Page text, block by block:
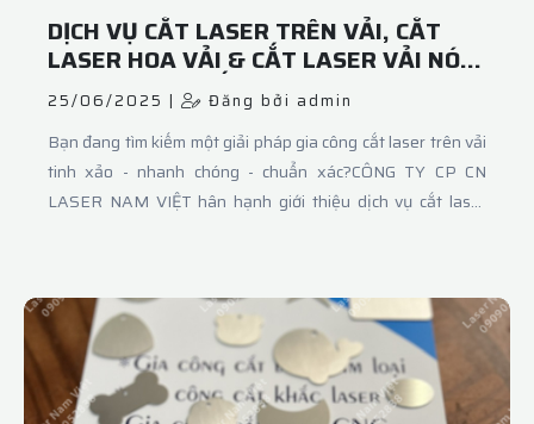
DỊCH VỤ CẮT LASER TRÊN VẢI, CẮT
LASER HOA VẢI & CẮT LASER VẢI NÓN
– CHÍNH XÁC, SẮC NÉT, CHUYÊN
NGHIỆP TẠI LASER NAM VIỆT
25/06/2025 | Đăng bởi admin
Bạn đang tìm kiếm một giải pháp gia công cắt laser trên vải
tinh xảo - nhanh chóng - chuẩn xác?CÔNG TY CP CN
LASER NAM VIỆT hân hạnh giới thiệu dịch vụ cắt laser
trên vải là phương pháp gia công hiện đại, giúp tạo ra
những đường cắt mượt, chuẩn xác, viền cắt sạch sẽ mà
không làm xơ sợi hay cháy mép. Tại Laser Nam Việt.-
Ngành sản xuất nón đang ngày càng đòi hỏi tính thẩm mỹ